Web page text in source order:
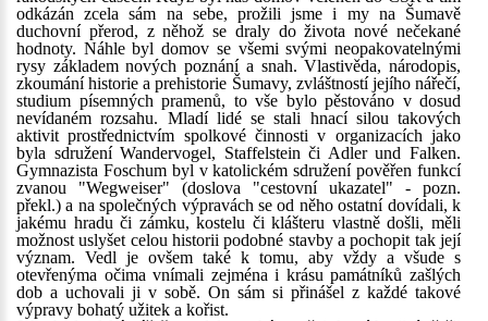
odkázán zcela sám na sebe, prožili jsme i my na Šumavě
duchovní přerod, z něhož se draly do života nové nečekané
hodnoty. Náhle byl domov se všemi svými neopakovatelnými
rysy základem nových poznání a snah. Vlastivěda, národopis,
zkoumání historie a prehistorie Šumavy, zvláštností jejího nářečí,
studium písemných pramenů, to vše bylo pěstováno v dosud
nevídaném rozsahu. Mladí lidé se stali hnací silou takových
aktivit prostřednictvím spolkové činnosti v organizacích jako
byla sdružení Wandervogel, Staffelstein či Adler und Falken.
Gymnazista Foschum byl v katolickém sdružení pověřen funkcí
zvanou "Wegweiser" (doslova "cestovní ukazatel" - pozn.
překl.) a na společných výpravách se od něho ostatní dovídali, k
jakému hradu či zámku, kostelu či klášteru vlastně došli, měli
možnost uslyšet celou historii podobné stavby a pochopit tak její
význam. Vedl je ovšem také k tomu, aby vždy a všude s
otevřenýma očima vnímali zejména i krásu památníků zašlých
dob a uchovali ji v sobě. On sám si přinášel z každé takové
výpravy bohatý užitek a kořist.